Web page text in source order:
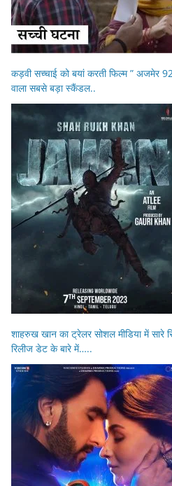
कड़वी सच्चाई को बयां करती फिल्म ” अजमेर
वाला सबसे बड़ा स्कैंडल..
शाहरुख खान का ट्रेलर सोशल मीडिया में सारे
रिलीज डेट के बारे में…..